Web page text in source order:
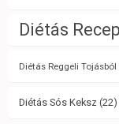
Diétás
Diétás Reggeli Tojásból
Diétás Sós Keksz (22)